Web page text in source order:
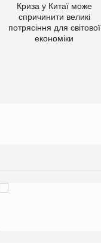
Криза у Китаї може
спричинити великі
потрясіння для світової
економіки